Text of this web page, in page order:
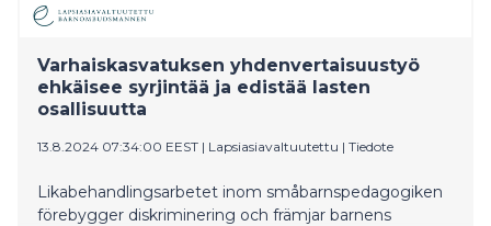
Varhaiskasvatuksen yhdenvertaisuustyö
ehkäisee syrjintää ja edistää lasten
osallisuutta
13.8.2024 07:34:00 EEST | Lapsiasiavaltuutettu | Tiedote
Likabehandlingsarbetet inom småbarnspedagogiken
förebygger diskriminering och främjar barnens